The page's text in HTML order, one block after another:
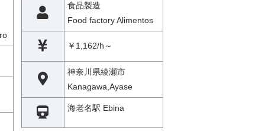
食品製造
Food factory Alimentos
￥1,162/h～
神奈川県綾瀬市
Kanagawa,Ayase
海老名駅 Ebina